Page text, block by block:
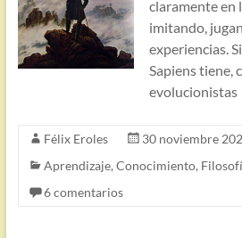
claramente en
imitando,
experiencias.
Sapiens tiene,
evolucionistas
Félix Eroles
30 noviembre
Aprendizaje, Conocimiento,
6 comentarios